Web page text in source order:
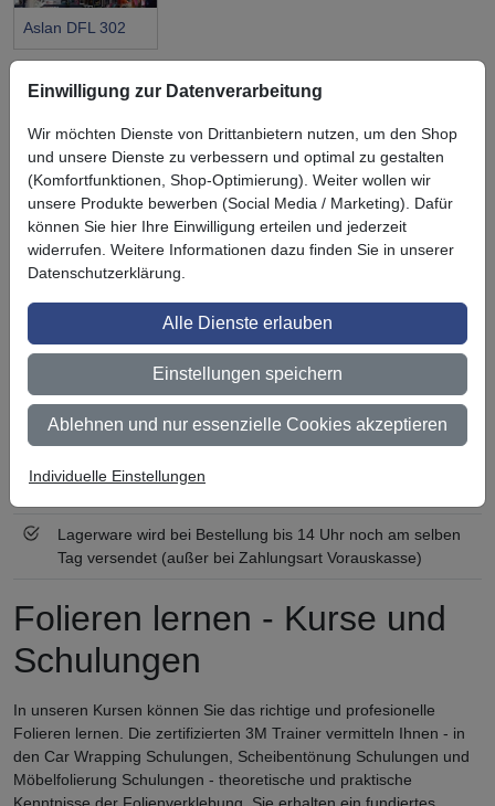
Aslan DFL 302
Symbol
Vorteil
Ihre Vorteile bei uns
3M BestPartner Commercial Solutions
Preisschutz für unsere Kunden
Persönliche Beratung und Betreuung
Keine Mindestbestellmenge
Ab 300 € Nettowarenwert versandkostenfrei (innerhalb
Deutschland)
Zertifiziert nach ISO 9001
Lagerware wird bei Bestellung bis 14 Uhr noch am selben
Tag versendet (außer bei Zahlungsart Vorauskasse)
Folieren lernen - Kurse und
Schulungen
In unseren Kursen können Sie das richtige und profesionelle
Folieren lernen. Die zertifizierten 3M Trainer vermitteln Ihnen - in
den Car Wrapping Schulungen, Scheibentönung Schulungen und
Möbelfolierung Schulungen - theoretische und praktische
Kenntnisse der Folienverklebung. Sie erhalten ein fundiertes
Einwilligung zur Datenverarbeitung
Wir möchten Dienste von Drittanbietern nutzen, um den Shop
und unsere Dienste zu verbessern und optimal zu gestalten
(Komfortfunktionen, Shop-Optimierung). Weiter wollen wir
unsere Produkte bewerben (Social Media / Marketing). Dafür
können Sie hier Ihre Einwilligung erteilen und jederzeit
widerrufen. Weitere Informationen dazu finden Sie in unserer
Datenschutzerklärung.
Alle Dienste erlauben
Einstellungen speichern
Ablehnen und nur essenzielle Cookies akzeptieren
Individuelle Einstellungen